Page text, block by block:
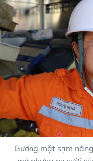
Gương mặt sạm